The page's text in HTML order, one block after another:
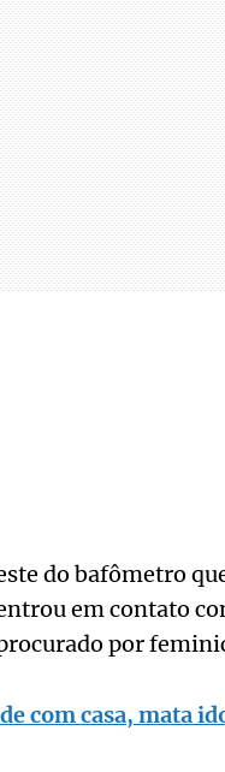
do bafômetro
em contato
por
com casa, mata